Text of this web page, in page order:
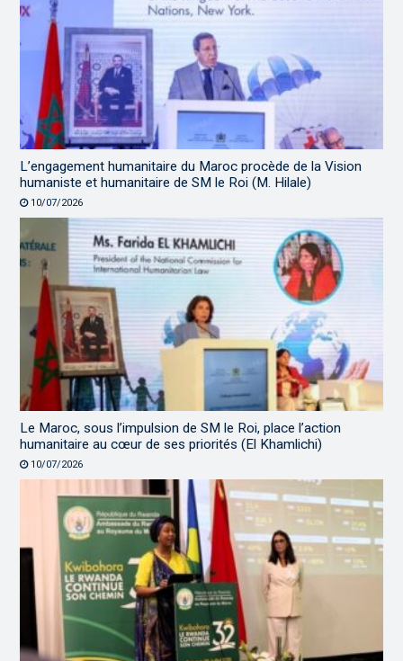
L’engagement humanitaire du Maroc procède de la Vision
humaniste et humanitaire de SM le Roi (M. Hilale)
10/07/2026
Le Maroc, sous l’impulsion de SM le Roi, place l’action
humanitaire au cœur de ses priorités (El Khamlichi)
10/07/2026